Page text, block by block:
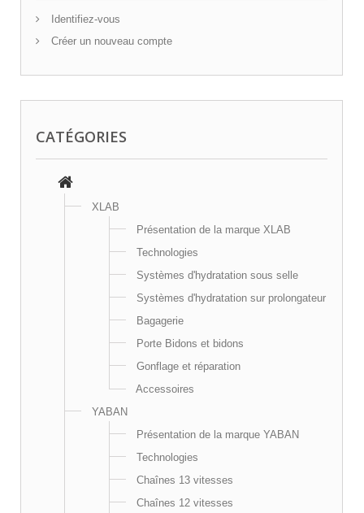
Identifiez-vous
Créer un nouveau compte
CATÉGORIES
XLAB
Présentation de la marque XLAB
Technologies
Systèmes d'hydratation sous selle
Systèmes d'hydratation sur prolongateur
Bagagerie
Porte Bidons et bidons
Gonflage et réparation
Accessoires
YABAN
Présentation de la marque YABAN
Technologies
Chaînes 13 vitesses
Chaînes 12 vitesses